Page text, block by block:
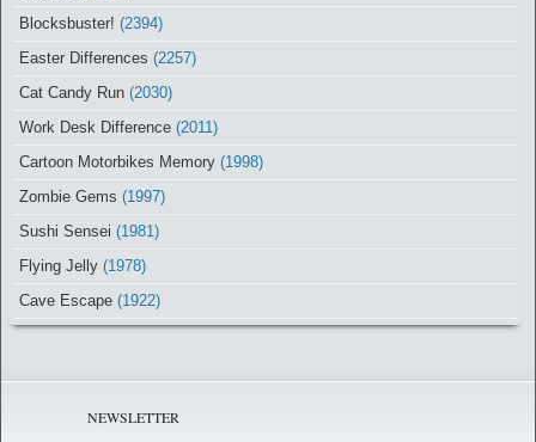
Blocksbuster! (2394)
Easter Differences (2257)
Cat Candy Run (2030)
Work Desk Difference (2011)
Cartoon Motorbikes Memory (1998)
Zombie Gems (1997)
Sushi Sensei (1981)
Flying Jelly (1978)
Cave Escape (1922)
NEWSLETTER